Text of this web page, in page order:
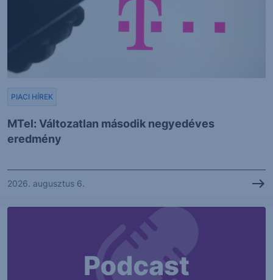
MTel: Változatlan második negyedéves
eredmény
PIACI HÍREK
2026. augusztus 6.